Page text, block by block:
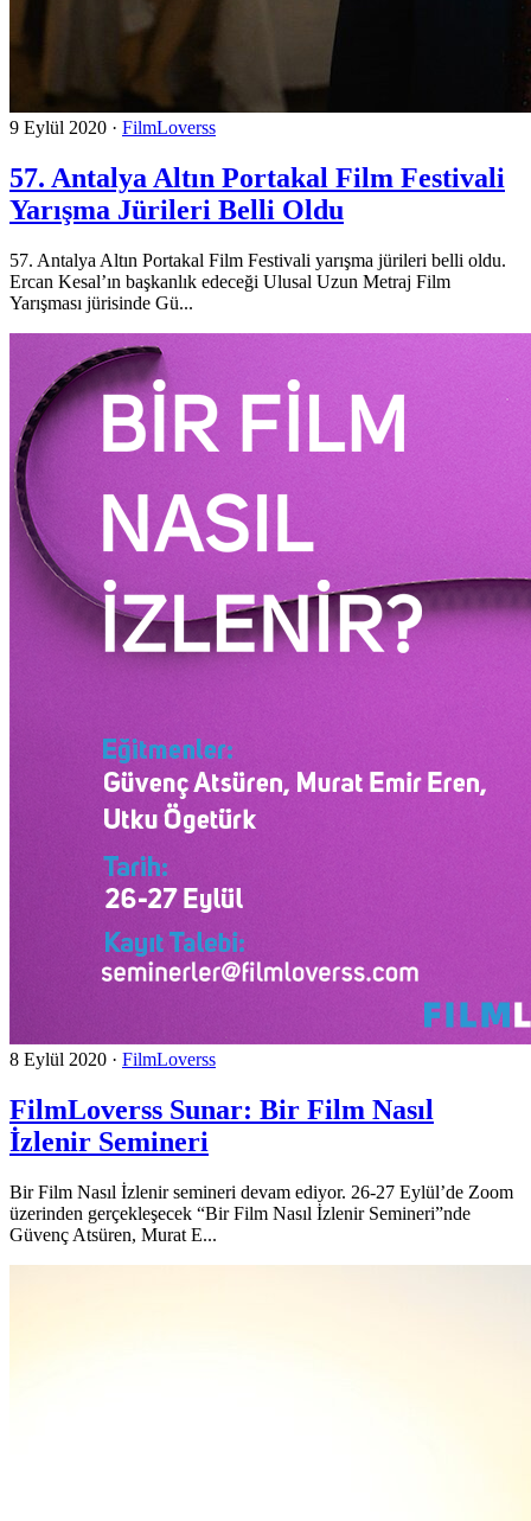
9 Eylül 2020 · FilmLoverss
57. Antalya Altın Portakal Film Festivali
Yarışma Jürileri Belli Oldu
57. Antalya Altın Portakal Film Festivali yarışma jürileri belli oldu.
Ercan Kesal’ın başkanlık edeceği Ulusal Uzun Metraj Film
Yarışması jürisinde Gü...
8 Eylül 2020 · FilmLoverss
FilmLoverss Sunar: Bir Film Nasıl
İzlenir Semineri
Bir Film Nasıl İzlenir semineri devam ediyor. 26-27 Eylül’de Zoom
üzerinden gerçekleşecek “Bir Film Nasıl İzlenir Semineri”nde
Güvenç Atsüren, Murat E...